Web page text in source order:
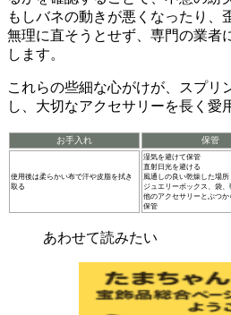
もしバネの動きが悪くなったり、
無理に直そうとせず、専門の業者
します。
これらの些細な心がけが、スプリ
し、大切なアクセサリーを長く愛
お手入れ 保管
使用後は柔らかい布で汗や皮脂を拭き
取る
湿気を避けて保管
直射日光を避ける
風通しの良い乾燥した場所
ジュエリーボックス、袋、
他のアクセサリーとぶつか
保管
あわせて読みたい